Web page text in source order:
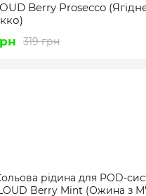
Berry Prosecco
319 грн